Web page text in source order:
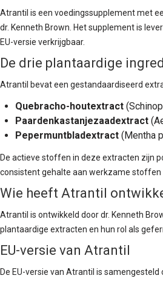
Atrantil is een voedingssupplement met
dr. Kenneth Brown. Het supplement is
EU-versie verkrijgbaar.
De drie plantaardige
Atrantil bevat een gestandaardiseerd
Quebracho-houtextract
Paardenkastanjezaadextract
Pepermuntbladextract (Mentha
De actieve stoffen in deze extracten zijn
consistent gehalte aan werkzame stoffen
Wie heeft Atrantil
Atrantil is ontwikkeld door dr. Kenneth
plantaardige extracten en hun rol als
EU-versie van Atrantil
De EU-versie van Atrantil is